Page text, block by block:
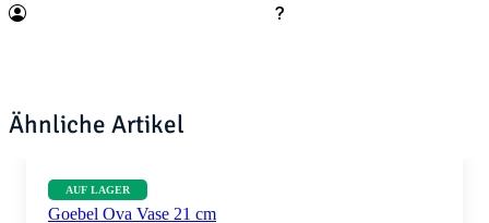
Ähnliche Artikel
AUF LAGER
Goebel Ova Vase 21 cm